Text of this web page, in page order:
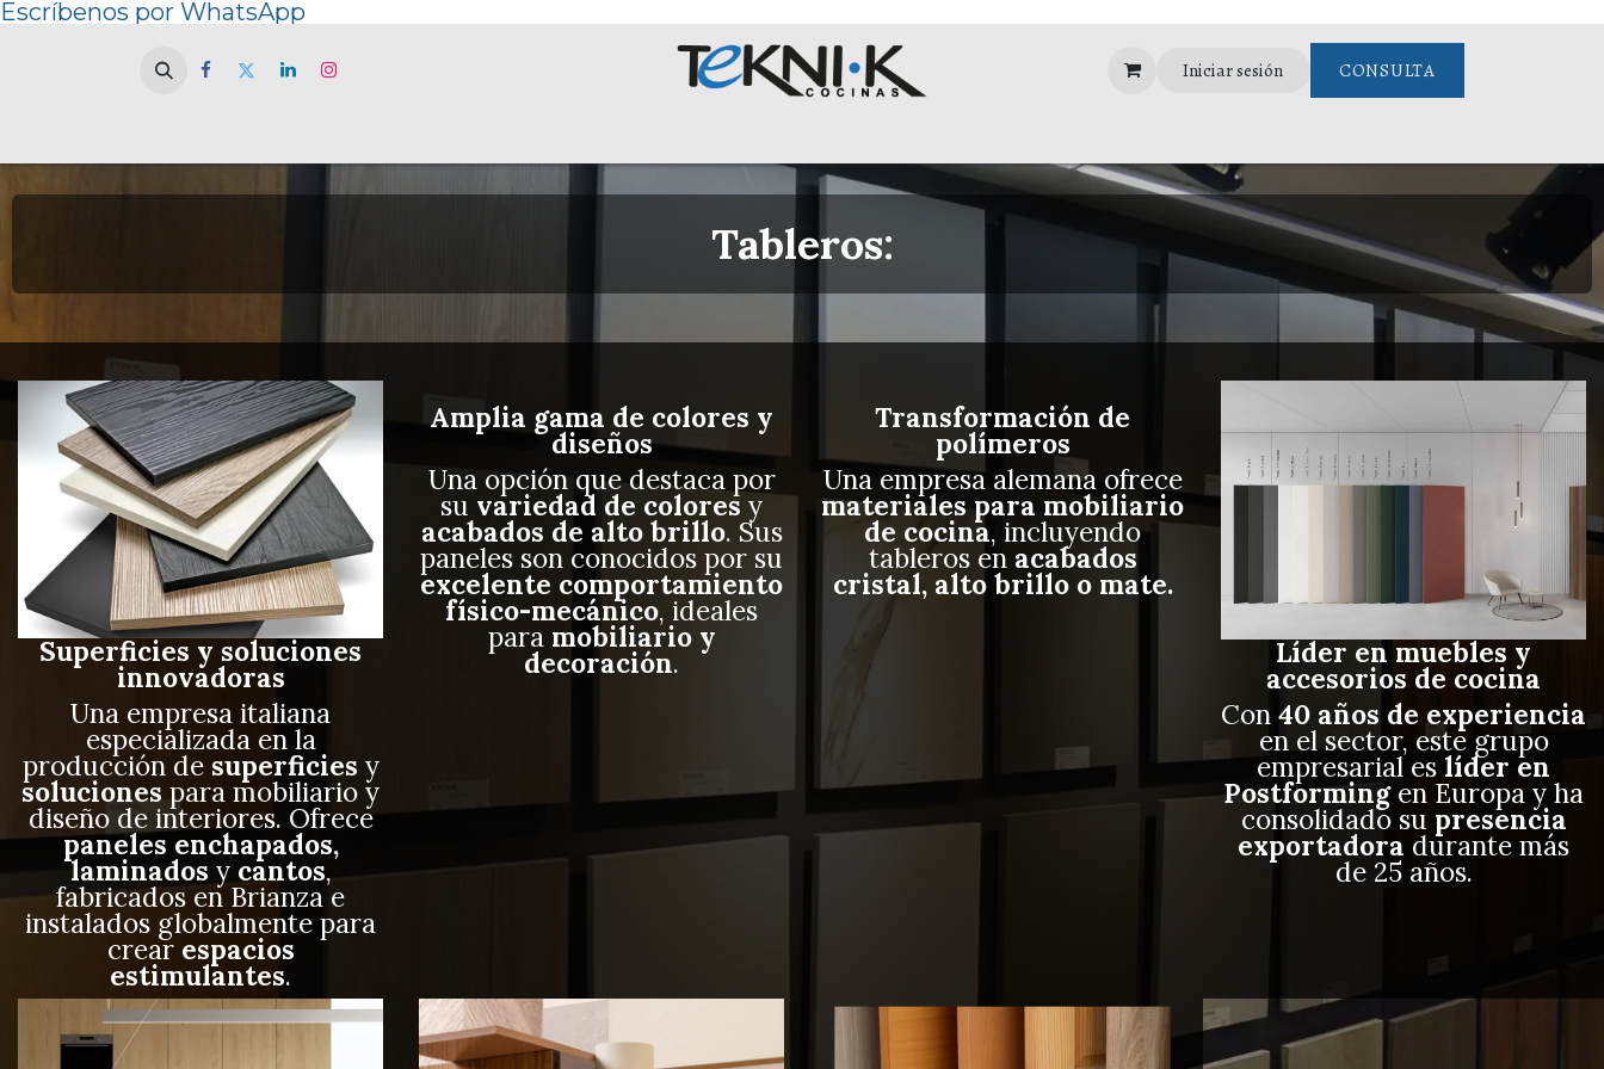
Escríbenos por WhatsApp
Iniciar sesión CONSULTA
Tableros:
Superficies y soluciones
innovadoras
Una empresa italiana
especializada en la
producción de superficies y
soluciones para mobiliario y
diseño de interiores. Ofrece
paneles enchapados,
laminados y cantos,
fabricados en Brianza e
instalados globalmente para
crear espacios
estimulantes.
Amplia gama de colores y
diseños
Una opción que destaca por
su variedad de colores y
acabados de alto brillo. Sus
paneles son conocidos por su
excelente comportamiento
físico-mecánico, ideales
para mobiliario y
decoración.
Transformación de
polímeros
Una empresa alemana ofrece
materiales para mobiliario
de cocina, incluyendo
tableros en acabados
cristal, alto brillo o mate.
Líder en muebles y
accesorios de cocina
Con 40 años de experiencia
en el sector, este grupo
empresarial es líder en
Postformingen Europa y ha
consolidado su presencia
exportadora durante más
de 25 años.